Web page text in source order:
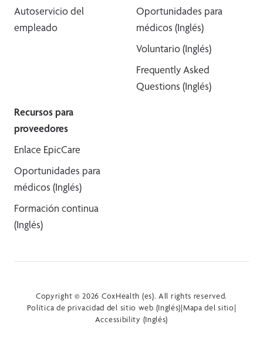
Autoservicio del
empleado
Oportunidades para
médicos (Inglés)
Voluntario (Inglés)
Frequently Asked
Questions (Inglés)
Recursos para
proveedores
Enlace EpicCare
Oportunidades para
médicos (Inglés)
Formación continua
(Inglés)
Copyright © 2026 CoxHealth (es). All rights reserved.
Política de privacidad del sitio web (Inglés)|Mapa del sitio|
Accessibility (Inglés)